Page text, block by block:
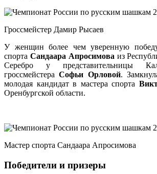
Гроссмейстер Дамир Рысаев
У женщин более чем уверенную
спорта Сандаара Апросимоваиз
Серебро у представительницы
гроссмейстераСофьи Орловой.
молодая кандидат в мастера спорта
Оренбургской области.
Мастер спорта Сандаара Апросимова
Победители и призеры